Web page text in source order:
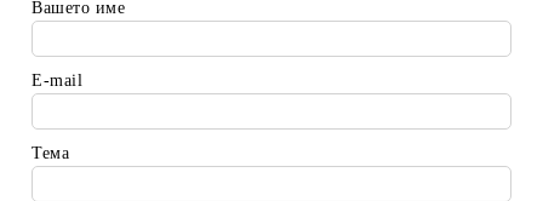
Вашето име
E-mail
Тема